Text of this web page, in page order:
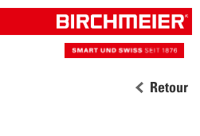
Retour